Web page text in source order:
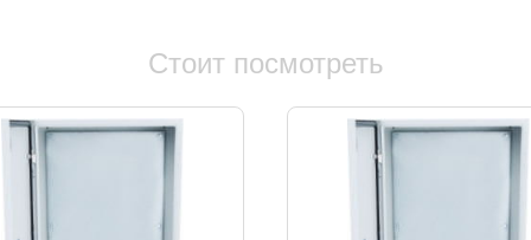
Стоит посмотреть